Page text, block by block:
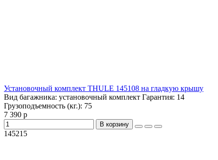
Установочный комплект THULE 145108 на гладкую крышу
Вид багажника: установочный комплект Гарантия: 14
Грузоподъемность (кг.): 75
7 390 р
В корзину
145215